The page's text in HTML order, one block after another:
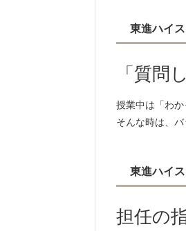
※東進ネットワ
東進ハイ
「質問
授業中は「わ
そんな時は、
東進ハイ
担任の